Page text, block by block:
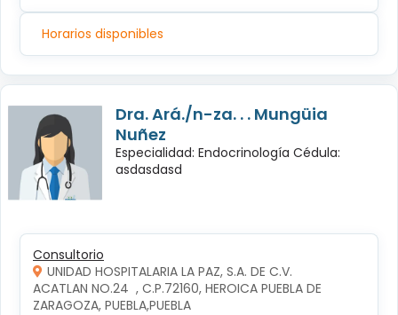
Horarios disponibles
Dra. Ará./n-za. . . Mungüia
Nuñez
Especialidad: Endocrinología Cédula:
asdasdasd
Consultorio
UNIDAD HOSPITALARIA LA PAZ, S.A. DE C.V.
ACATLAN NO.24  , C.P.72160, HEROICA PUEBLA DE
ZARAGOZA, PUEBLA,PUEBLA